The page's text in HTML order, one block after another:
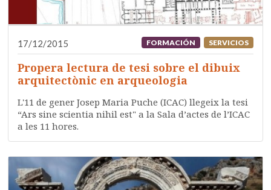
17/12/2015 FORMACIÓN SERVICIOS
Propera lectura de tesi sobre el dibuix
arquitectònic en arqueologia
L'11 de gener Josep Maria Puche (ICAC) llegeix la tesi
“Ars sine scientia nihil est" a la Sala d’actes de l’ICAC
a les 11 hores.